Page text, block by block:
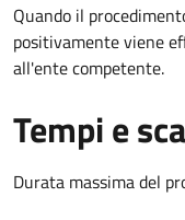
Quando il
positivamente viene
all'ente competente.
Tempi e
Durata massima del